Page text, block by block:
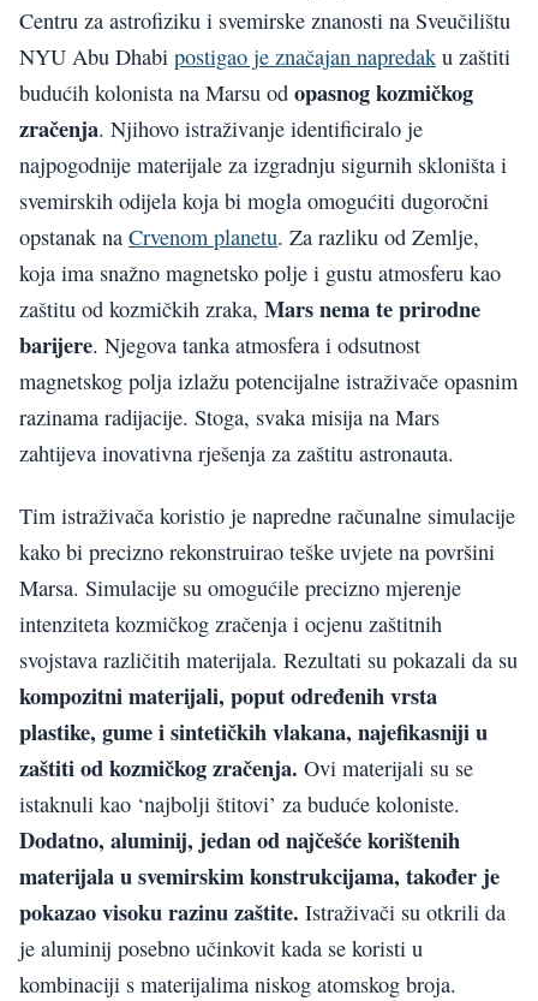
Centru za astrofiziku i svemirske znanosti na Sveučilištu
NYU Abu Dhabi postigao je značajan napredak u zaštiti
budućih kolonista na Marsu od opasnog kozmičkog
zračenja. Njihovo istraživanje identificiralo je
najpogodnije materijale za izgradnju sigurnih skloništa i
svemirskih odijela koja bi mogla omogućiti dugoročni
opstanak na Crvenom planetu. Za razliku od Zemlje,
koja ima snažno magnetsko polje i gustu atmosferu kao
zaštitu od kozmičkih zraka, Mars nema te prirodne
barijere. Njegova tanka atmosfera i odsutnost
magnetskog polja izlažu potencijalne istraživače opasnim
razinama radijacije. Stoga, svaka misija na Mars
zahtijeva inovativna rješenja za zaštitu astronauta.
Tim istraživača koristio je napredne računalne simulacije
kako bi precizno rekonstruirao teške uvjete na površini
Marsa. Simulacije su omogućile precizno mjerenje
intenziteta kozmičkog zračenja i ocjenu zaštitnih
svojstava različitih materijala. Rezultati su pokazali da su
kompozitni materijali, poput određenih vrsta
plastike, gume i sintetičkih vlakana, najefikasniji u
zaštiti od kozmičkog zračenja. Ovi materijali su se
istaknuli kao ‘najbolji štitovi’ za buduće koloniste.
Dodatno, aluminij, jedan od najčešće korištenih
materijala u svemirskim konstrukcijama, također je
pokazao visoku razinu zaštite. Istraživači su otkrili da
je aluminij posebno učinkovit kada se koristi u
kombinaciji s materijalima niskog atomskog broja.